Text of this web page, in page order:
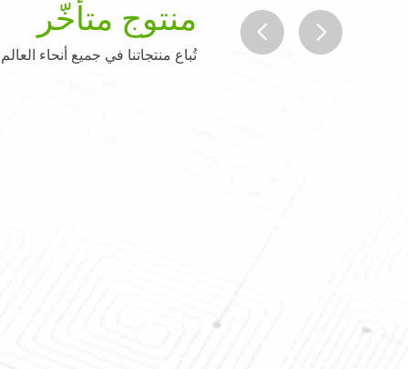
منتوج متأخّر
تُباع منتجاتنا في جميع أنحاء